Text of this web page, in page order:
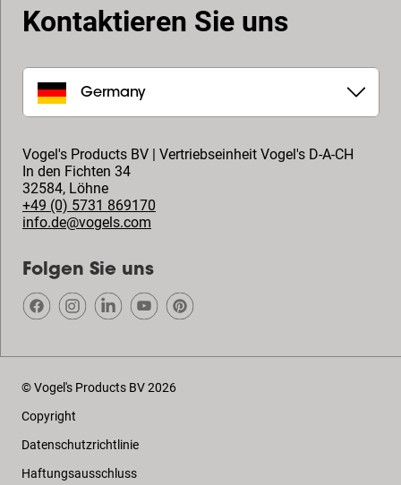
Kontaktieren Sie uns
Germany
Vogel's Products BV | Vertriebseinheit Vogel's D-A-CH
In den Fichten 34
32584, Löhne
+49 (0) 5731 869170
info.de@vogels.com
Folgen Sie uns
© Vogel's Products BV2026
Copyright
Datenschutzrichtlinie
Haftungsausschluss